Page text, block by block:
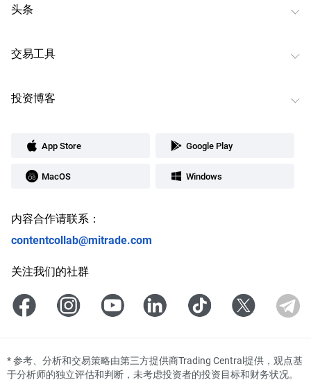
头条
交易工具
投资博客
App Store Google Play
MacOS Windows
内容合作请联系：
contentcollab@mitrade.com
关注我们的社群
*参考、分析和交易策略由第三方提供商Trading Central提供，观点基
于分析师的独立评估和判断，未考虑投资者的投资目标和财务状况。